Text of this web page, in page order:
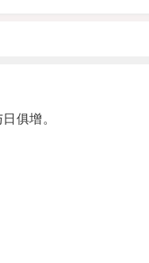
俱增。